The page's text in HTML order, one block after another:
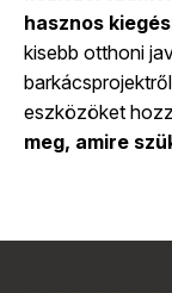
hasznos
kisebb otthoni
eszközöket
meg, amire